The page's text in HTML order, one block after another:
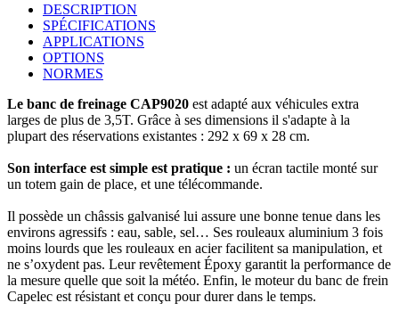
DESCRIPTION
SPÉCIFICATIONS
APPLICATIONS
OPTIONS
NORMES
Le banc de freinage CAP9020 est adapté aux véhicules extra
larges de plus de 3,5T. Grâce à ses dimensions il s'adapte à la
plupart des réservations existantes : 292 x 69 x 28 cm.
Son interface est simple est pratique : un écran tactile monté sur
un totem gain de place, et une télécommande.
Il possède un châssis galvanisé lui assure une bonne tenue dans les
environs agressifs : eau, sable, sel… Ses rouleaux aluminium 3 fois
moins lourds que les rouleaux en acier facilitent sa manipulation, et
ne s’oxydent pas. Leur revêtement Époxy garantit la performance de
la mesure quelle que soit la météo. Enfin, le moteur du banc de frein
Capelec est résistant et conçu pour durer dans le temps.